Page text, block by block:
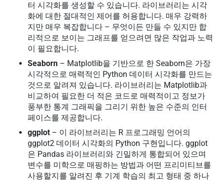
터 시각화를 생성할 수 있습니다. 라이브러리는 시각
화에 대한 절대적인 제어를 허용합니다. 매우 강력하
지만 매우 복잡합니다 – 무엇이든 만들 수 있지만 합
리적으로 보이는 그래프를 얻으려면 많은 작업과 노력
이 필요합니다.
Seaborn – Matplotlib을 기반으로 한 Seaborn은 가장
시각적으로 매력적인 Python 데이터 시각화를 만드는
것으로 알려져 있습니다. 라이브러리는 Matplotlib과
비교하여 필요한 더 적은 코드로 매력적이고 정보가
풍부한 통계 그래픽을 그리기 위한 높은 수준의 인터
페이스를 제공합니다.
ggplot – 이 라이브러리는 R 프로그래밍 언어의
ggplot2 데이터 시각화의 Python 구현입니다. ggplot
은 Pandas 라이브러리와 긴밀하게 통합되어 있으며
변수를 미학으로 매핑하는 방법과 어떤 프리미티브를
사용할지를 알려진 후 기계 학습의 최고 형태 중 하나